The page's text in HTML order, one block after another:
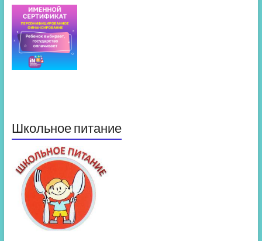
Школьное питание